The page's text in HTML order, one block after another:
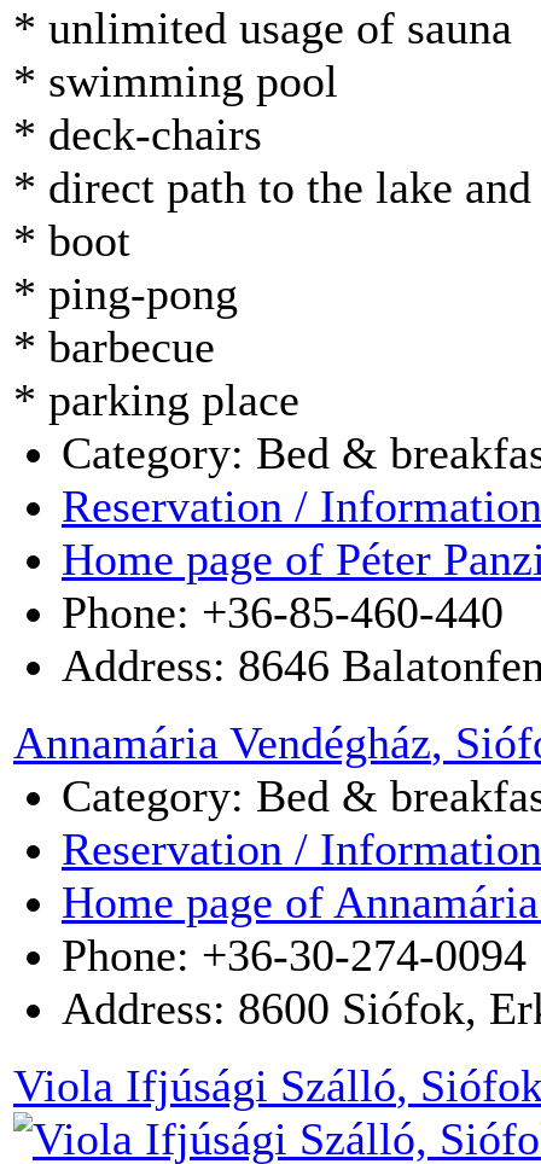
* unlimited usage of sauna
* swimming pool
* deck-chairs
* direct path to the lake
* boot
* ping-pong
* barbecue
* parking place
Category: Bed &
Reservation / Information
Home page of Péter
Phone: +36-85-460-440
Address: 8646
Annamária Vendégház,
Category: Bed &
Reservation / Information
Home page of
Phone: +36-30-274-0094
Address: 8600 Siófok,
Viola Ifjúsági Szálló,